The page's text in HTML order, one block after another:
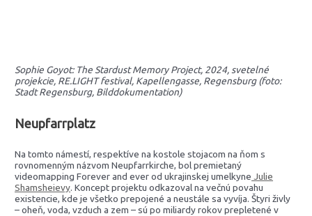
Sophie Goyot: The Stardust Memory Project, 2024, svetelné
projekcie, RE.LIGHT festival, Kapellengasse, Regensburg (foto:
Stadt Regensburg, Bilddokumentation)
Neupfarrplatz
Na tomto námestí, respektíve na kostole stojacom na ňom s
rovnomenným názvom Neupfarrkirche, bol premietaný
videomapping Forever and ever od ukrajinskej umelkyne Julie
Shamsheievy. Koncept projektu odkazoval na večnú povahu
existencie, kde je všetko prepojené a neustále sa vyvíja. Štyri živly
– oheň, voda, vzduch a zem – sú po miliardy rokov prepletené v